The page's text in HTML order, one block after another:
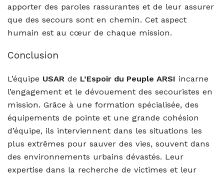
apporter des paroles rassurantes et de leur assurer
que des secours sont en chemin. Cet aspect
humain est au cœur de chaque mission.
Conclusion
L’équipe USAR de L’Espoir du Peuple ARSI incarne
l’engagement et le dévouement des secouristes en
mission. Grâce à une formation spécialisée, des
équipements de pointe et une grande cohésion
d’équipe, ils interviennent dans les situations les
plus extrêmes pour sauver des vies, souvent dans
des environnements urbains dévastés. Leur
expertise dans la recherche de victimes et leur